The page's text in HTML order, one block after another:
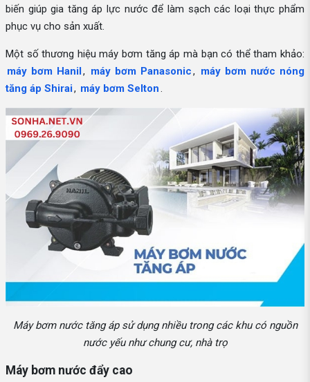
biến giúp gia tăng áp lực nước để làm sạch các loại thực phẩm
phục vụ cho sản xuất.
Một số thương hiệu máy bơm tăng áp mà bạn có thể tham khảo:
máy bơm Hanil, máy bơm Panasonic, máy bơm nước nóng
tăng áp Shirai, máy bơm Selton.
Máy bơm nước tăng áp sử dụng nhiều trong các khu có nguồn
nước yếu như chung cư, nhà trọ
Máy bơm nước đẩy cao